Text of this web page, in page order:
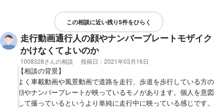
この相談に近い残り5件をひらく
走行動画通行人の顔やナンバープレートモザイク
かけなくてよいのか
相談者
1008328さんの相談 投稿日： 2021年03月16日
【相談の背景】
よく車載動画や風景動画で道路を走行、歩道を歩行している方の
顔やナンバープレートが映っているモノがあります。個人を意図
して撮っているというより単純に走行中に映っている感じです。